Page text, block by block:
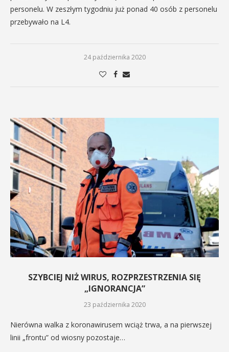
personelu. W zeszłym tygodniu już ponad 40 osób z personelu
przebywało na L4.
24 października 2020
SZYBCIEJ NIŻ WIRUS, ROZPRZESTRZENIA SIĘ
„IGNORANCJA”
23 października 2020
Nierówna walka z koronawirusem wciąż trwa, a na pierwszej
linii „frontu” od wiosny pozostaje…